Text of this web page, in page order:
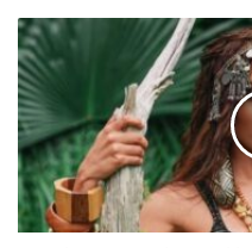
Anitta
anuncia
'Equilibrivm
Tour'
com
show
em
Salvador